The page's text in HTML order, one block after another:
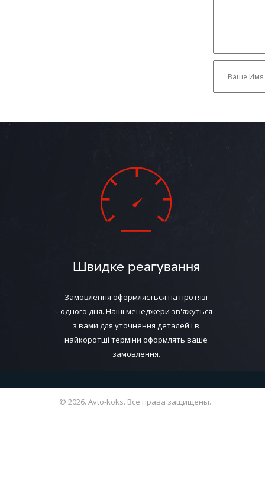
Швидке реагування
Замовлення оформляється на протязі
одного дня. Наші менеджери зв'яжуться
з вами для уточнення деталей і в
найкоротші терміни оформлять ваше
замовлення.
© 2026. Avto-koks. Все права защищены.